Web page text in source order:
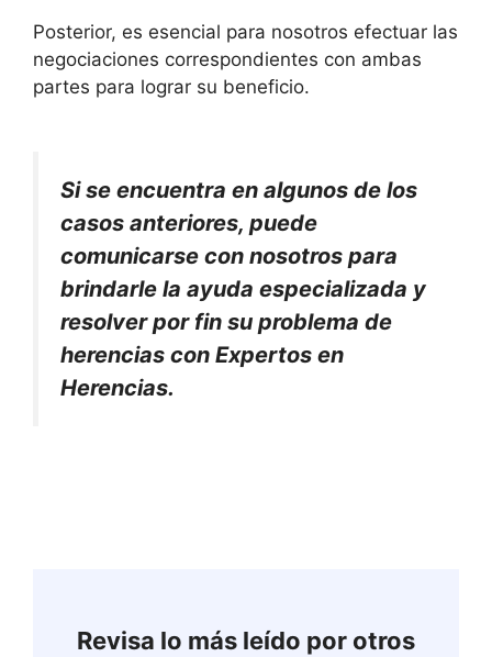
Posterior, es esencial para nosotros efectuar las
negociaciones correspondientes con ambas
partes para lograr su beneficio.
Si se encuentra en algunos de los
casos anteriores, puede
comunicarse con nosotros para
brindarle la ayuda especializada y
resolver por fin su problema de
herencias con Expertos en
Herencias.
Revisa lo más leído por otros